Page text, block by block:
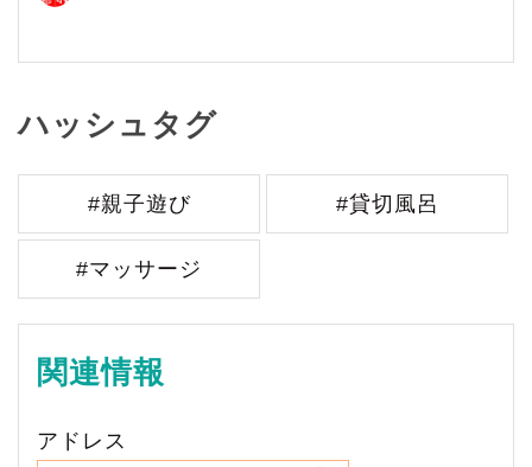
ハッシュタグ
#親子遊び #貸切風呂
#マッサージ
関連情報
アドレス